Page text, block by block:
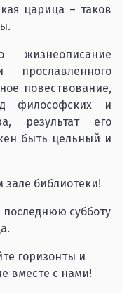
царица – таков
повествование,
философских и
результат его
быть цельный и
библиотеки!
последнюю субботу
горизонты и
вместе с нами!